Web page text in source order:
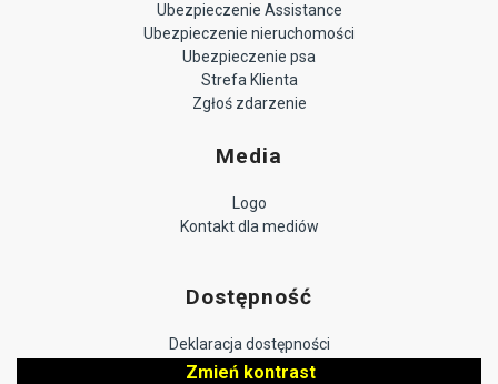
Ubezpieczenie Assistance
Ubezpieczenie nieruchomości
Ubezpieczenie psa
Strefa Klienta
Zgłoś zdarzenie
Media
Logo
Kontakt dla mediów
Dostępność
Deklaracja dostępności
Zmień kontrast